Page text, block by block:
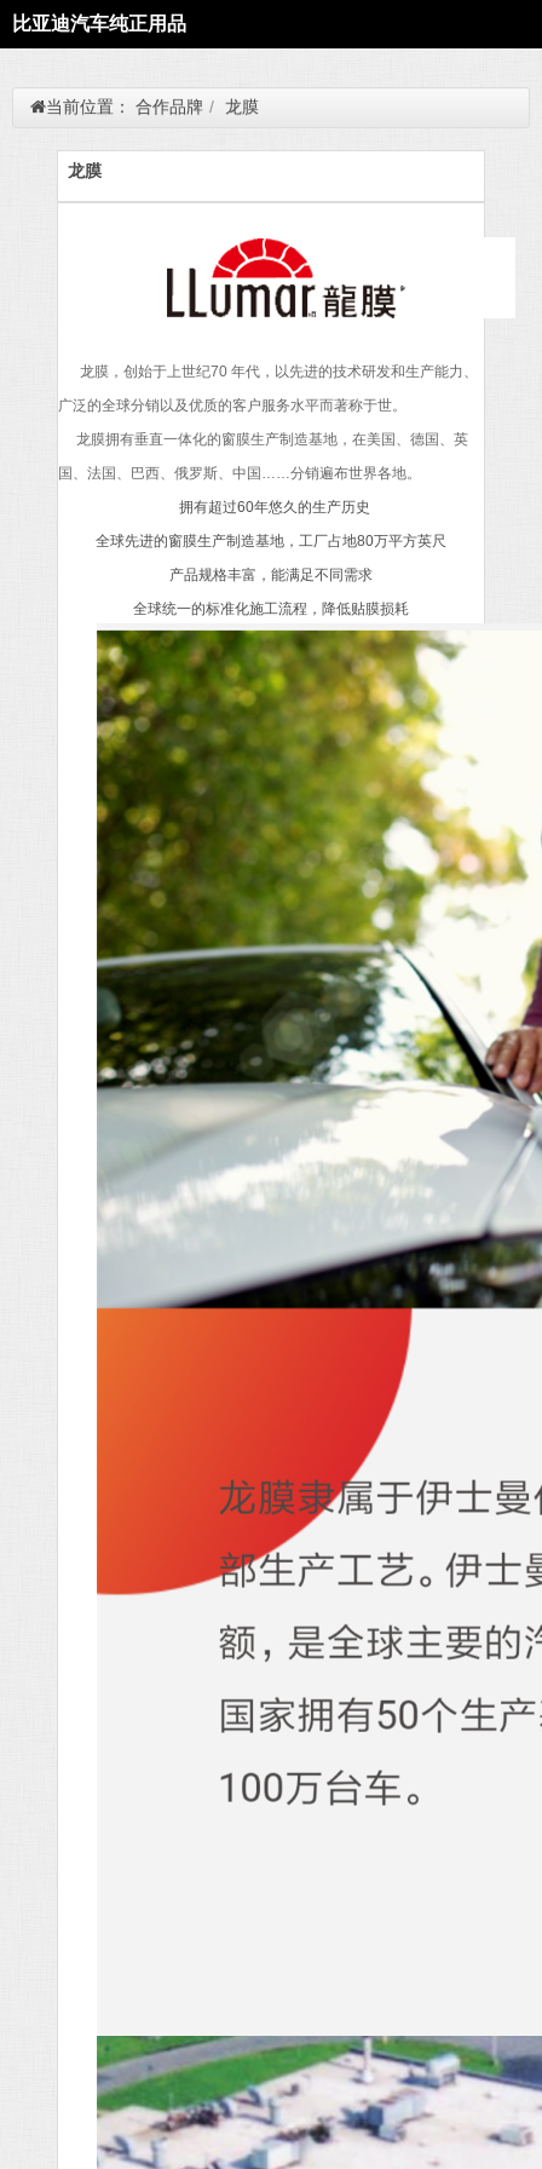
比亚迪汽车纯正用品
当前位置： 合作品牌 / 龙膜
龙膜
龙膜，创始于上世纪70年代，以先进的技术研发和生产能力、
广泛的全球分销 以及优质的客户服务水平而著称于世。
龙膜拥有垂直一体化的窗膜生产制造基地，在美国、德国、英
国、法国、巴西、俄罗斯、中国 ……分销遍布世界各地。
拥有超过60年悠久的生产历史
全球先进的窗膜生产制造基地，工厂占地80万平方英尺
产品规格丰富，能满足不同需求
全球统一的标准化施工流程，降低贴膜损耗